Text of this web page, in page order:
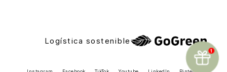
Logística sostenible